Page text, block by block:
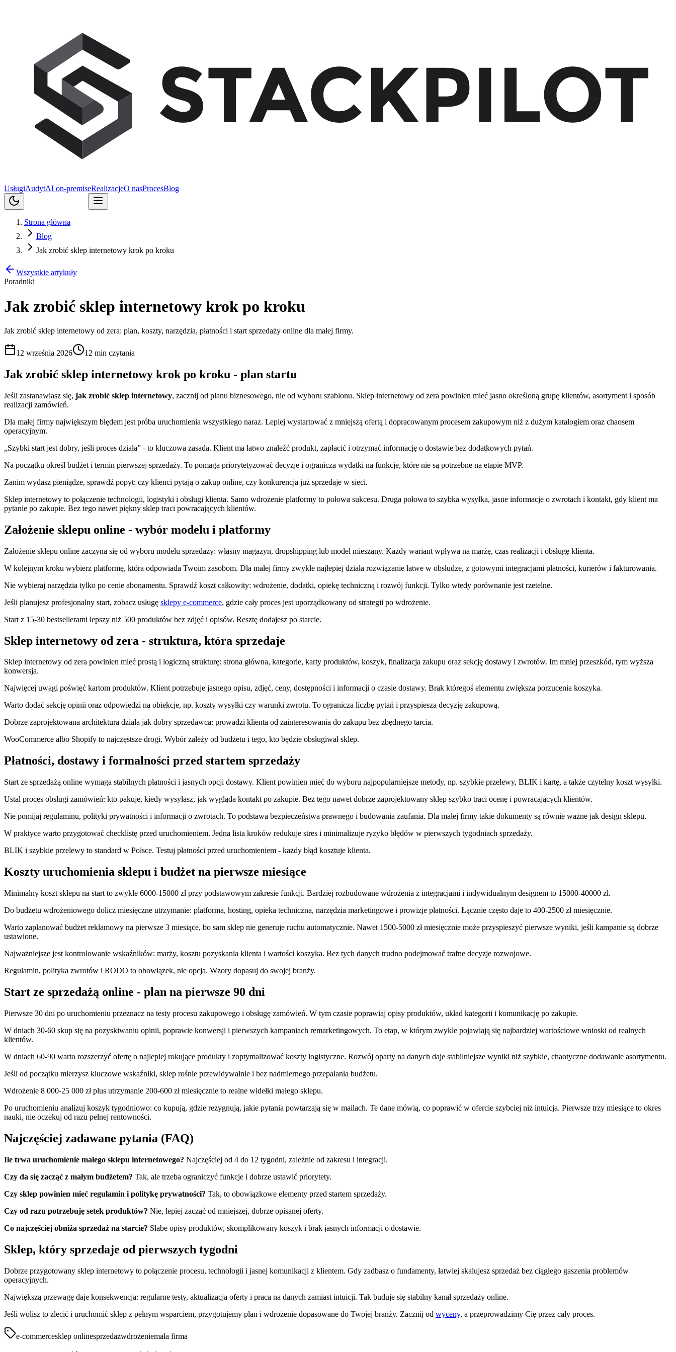
UsługiAudytAI on-premiseRealizacjeO nasProcesBlog
Strona główna
Blog
Jak zrobić sklep internetowy krok po kroku
Wszystkie artykuły
Poradniki
Jak zrobić sklep internetowy krok po kroku
Jak zrobić sklep internetowy od zera: plan, koszty, narzędzia, płatności i start sprzedaży online dla małej firmy.
12 września 2026 12 min czytania
Jak zrobić sklep internetowy krok po kroku - plan startu
Jeśli zastanawiasz się, jak zrobić sklep internetowy, zacznij od planu biznesowego, nie od wyboru szablonu. Sklep internetowy od zera powinien mieć jasno określoną grupę klientów, asortyment i sposób
realizacji zamówień.
Dla małej firmy największym błędem jest próba uruchomienia wszystkiego naraz. Lepiej wystartować z mniejszą ofertą i dopracowanym procesem zakupowym niż z dużym katalogiem oraz chaosem
operacyjnym.
„Szybki start jest dobry, jeśli proces działa” - to kluczowa zasada. Klient ma łatwo znaleźć produkt, zapłacić i otrzymać informację o dostawie bez dodatkowych pytań.
Na początku określ budżet i termin pierwszej sprzedaży. To pomaga priorytetyzować decyzje i ogranicza wydatki na funkcje, które nie są potrzebne na etapie MVP.
Zanim wydasz pieniądze, sprawdź popyt: czy klienci pytają o zakup online, czy konkurencja już sprzedaje w sieci.
Sklep internetowy to połączenie technologii, logistyki i obsługi klienta. Samo wdrożenie platformy to połowa sukcesu. Druga połowa to szybka wysyłka, jasne informacje o zwrotach i kontakt, gdy klient ma
pytanie po zakupie. Bez tego nawet piękny sklep traci powracających klientów.
Założenie sklepu online - wybór modelu i platformy
Założenie sklepu online zaczyna się od wyboru modelu sprzedaży: własny magazyn, dropshipping lub model mieszany. Każdy wariant wpływa na marżę, czas realizacji i obsługę klienta.
W kolejnym kroku wybierz platformę, która odpowiada Twoim zasobom. Dla małej firmy zwykle najlepiej działa rozwiązanie łatwe w obsłudze, z gotowymi integracjami płatności, kurierów i fakturowania.
Nie wybieraj narzędzia tylko po cenie abonamentu. Sprawdź koszt całkowity: wdrożenie, dodatki, opiekę techniczną i rozwój funkcji. Tylko wtedy porównanie jest rzetelne.
Jeśli planujesz profesjonalny start, zobacz usługę sklepy e-commerce, gdzie cały proces jest uporządkowany od strategii po wdrożenie.
Start z 15-30 bestsellerami lepszy niż 500 produktów bez zdjęć i opisów. Resztę dodajesz po starcie.
Sklep internetowy od zera - struktura, która sprzedaje
Sklep internetowy od zera powinien mieć prostą i logiczną strukturę: strona główna, kategorie, karty produktów, koszyk, finalizacja zakupu oraz sekcję dostawy i zwrotów. Im mniej przeszkód, tym wyższa
konwersja.
Najwięcej uwagi poświęć kartom produktów. Klient potrzebuje jasnego opisu, zdjęć, ceny, dostępności i informacji o czasie dostawy. Brak któregoś elementu zwiększa porzucenia koszyka.
Warto dodać sekcję opinii oraz odpowiedzi na obiekcje, np. koszty wysyłki czy warunki zwrotu. To ogranicza liczbę pytań i przyspiesza decyzję zakupową.
Dobrze zaprojektowana architektura działa jak dobry sprzedawca: prowadzi klienta od zainteresowania do zakupu bez zbędnego tarcia.
WooCommerce albo Shopify to najczęstsze drogi. Wybór zależy od budżetu i tego, kto będzie obsługiwał sklep.
Płatności, dostawy i formalności przed startem sprzedaży
Start ze sprzedażą online wymaga stabilnych płatności i jasnych opcji dostawy. Klient powinien mieć do wyboru najpopularniejsze metody, np. szybkie przelewy, BLIK i kartę, a także czytelny koszt wysyłki.
Ustal proces obsługi zamówień: kto pakuje, kiedy wysyłasz, jak wygląda kontakt po zakupie. Bez tego nawet dobrze zaprojektowany sklep szybko traci ocenę i powracających klientów.
Nie pomijaj regulaminu, polityki prywatności i informacji o zwrotach. To podstawa bezpieczeństwa prawnego i budowania zaufania. Dla małej firmy takie dokumenty są równie ważne jak design sklepu.
W praktyce warto przygotować checklistę przed uruchomieniem. Jedna lista kroków redukuje stres i minimalizuje ryzyko błędów w pierwszych tygodniach sprzedaży.
BLIK i szybkie przelewy to standard w Polsce. Testuj płatności przed uruchomieniem - każdy błąd kosztuje klienta.
Koszty uruchomienia sklepu i budżet na pierwsze miesiące
Minimalny koszt sklepu na start to zwykle 6000-15000 zł przy podstawowym zakresie funkcji. Bardziej rozbudowane wdrożenia z integracjami i indywidualnym designem to 15000-40000 zł.
Do budżetu wdrożeniowego dolicz miesięczne utrzymanie: platforma, hosting, opieka techniczna, narzędzia marketingowe i prowizje płatności. Łącznie często daje to 400-2500 zł miesięcznie.
Warto zaplanować budżet reklamowy na pierwsze 3 miesiące, bo sam sklep nie generuje ruchu automatycznie. Nawet 1500-5000 zł miesięcznie może przyspieszyć pierwsze wyniki, jeśli kampanie są dobrze
ustawione.
Najważniejsze jest kontrolowanie wskaźników: marży, kosztu pozyskania klienta i wartości koszyka. Bez tych danych trudno podejmować trafne decyzje rozwojowe.
Regulamin, polityka zwrotów i RODO to obowiązek, nie opcja. Wzory dopasuj do swojej branży.
Start ze sprzedażą online - plan na pierwsze 90 dni
Pierwsze 30 dni po uruchomieniu przeznacz na testy procesu zakupowego i obsługę zamówień. W tym czasie poprawiaj opisy produktów, układ kategorii i komunikację po zakupie.
W dniach 30-60 skup się na pozyskiwaniu opinii, poprawie konwersji i pierwszych kampaniach remarketingowych. To etap, w którym zwykle pojawiają się najbardziej wartościowe wnioski od realnych
klientów.
W dniach 60-90 warto rozszerzyć ofertę o najlepiej rokujące produkty i zoptymalizować koszty logistyczne. Rozwój oparty na danych daje stabilniejsze wyniki niż szybkie, chaotyczne dodawanie asortymentu.
Jeśli od początku mierzysz kluczowe wskaźniki, sklep rośnie przewidywalnie i bez nadmiernego przepalania budżetu.
Wdrożenie 8 000-25 000 zł plus utrzymanie 200-600 zł miesięcznie to realne widełki małego sklepu.
Po uruchomieniu analizuj koszyk tygodniowo: co kupują, gdzie rezygnują, jakie pytania powtarzają się w mailach. Te dane mówią, co poprawić w ofercie szybciej niż intuicja. Pierwsze trzy miesiące to okres
nauki, nie oczekuj od razu pełnej rentowności.
Najczęściej zadawane pytania (FAQ)
Ile trwa uruchomienie małego sklepu internetowego? Najczęściej od 4 do 12 tygodni, zależnie od zakresu i integracji.
Czy da się zacząć z małym budżetem? Tak, ale trzeba ograniczyć funkcje i dobrze ustawić priorytety.
Czy sklep powinien mieć regulamin i politykę prywatności? Tak, to obowiązkowe elementy przed startem sprzedaży.
Czy od razu potrzebuję setek produktów? Nie, lepiej zacząć od mniejszej, dobrze opisanej oferty.
Co najczęściej obniża sprzedaż na starcie? Słabe opisy produktów, skomplikowany koszyk i brak jasnych informacji o dostawie.
Sklep, który sprzedaje od pierwszych tygodni
Dobrze przygotowany sklep internetowy to połączenie procesu, technologii i jasnej komunikacji z klientem. Gdy zadbasz o fundamenty, łatwiej skalujesz sprzedaż bez ciągłego gaszenia problemów
operacyjnych.
Największą przewagę daje konsekwencja: regularne testy, aktualizacja oferty i praca na danych zamiast intuicji. Tak buduje się stabilny kanał sprzedaży online.
Jeśli wolisz to zlecić i uruchomić sklep z pełnym wsparciem, przygotujemy plan i wdrożenie dopasowane do Twojej branży. Zacznij od wyceny, a przeprowadzimy Cię przez cały proces.
e-commercesklep onlinesprzedażwdrożeniemała firma